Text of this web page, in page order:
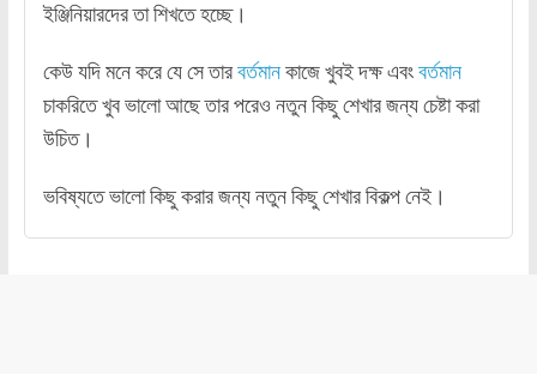
ইঞ্জিনিয়ারদের তা শিখতে হচ্ছে।
কেউ যদি মনে করে যে সে তারবর্তমানকাজে খুবই দক্ষ এবংবর্তমান
চাকরিতে খুব ভালো আছে তার পরেও নতুন কিছু শেখার জন্য চেষ্টা করা
উচিত।
ভবিষ্যতে ভালো কিছু করার জন্য নতুন কিছু শেখার বিকল্প নেই।